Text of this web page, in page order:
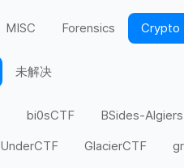
MISC Forensics Crypto
未解决
bi0sCTF
BSides-Algiers
GlacierCTF